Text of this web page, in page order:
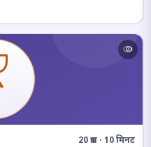
20 प्रश्न · 10 मिनट